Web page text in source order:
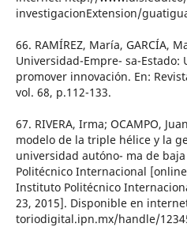
investigacionExtension/
66. RAMÍREZ, María, GARCÍA,
Universidad-Empre- sa-Estado:
promover innovación. En:
vol. 68, p.112-133.
67. RIVERA, Irma; OCAMPO,
modelo de la triple hélice y la
universidad autóno- ma de
Politécnico Internacional
Instituto Politécnico
23, 2015]. Disponible en
toriodigital.ipn.mx/handle/